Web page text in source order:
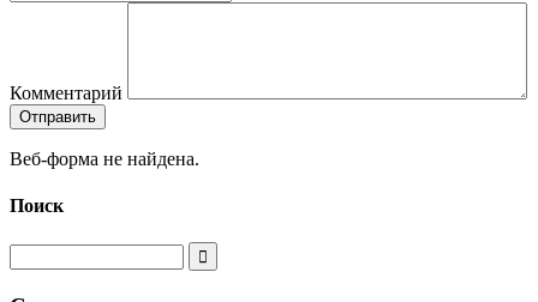
Комментарий
Веб-форма не найдена.
Поиск